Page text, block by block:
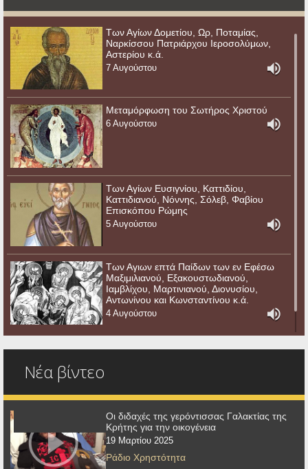
Των Αγίων Δομετίου, Ωρ, Ποταμίας,
Ναρκίσσου Πατριάρχου Ιεροσολύμων,
Αστερίου κ.ά.
7 Αυγούστου
Μεταμόρφωση του Σωτήρος Χριστού
6 Αυγούστου
Των Αγίων Ευσιγνίου, Καττιδίου,
Καττιδιανού, Νόννης, Σόλεβ, Φαβίου
Επισκόπου Ρώμης
5 Αυγούστου
Των Αγιων επτά Παίδων των εν Εφέσω
Μαξιμιλιανού, Εξακουστωδιανού,
Ιαμβλίχου, Μαρτινιανού, Διονυσίου,
Αντωνίνου και Κωνσταντίνου κ.ά.
4 Αυγούστου
Νέα βίντεο
Οι διδαχές της γερόντισσας Γαλακτίας της
Κρήτης για την οικογένεια
19 Μαρτίου 2025
Ράδιο Χρηστότητα